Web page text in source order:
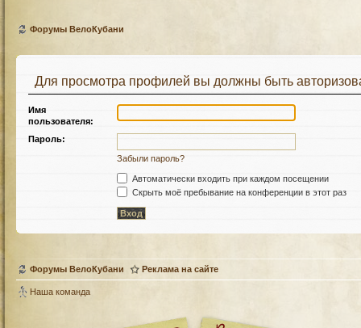
Форумы ВелоКубани
Для просмотра профилей вы должны быть
Имя
пользователя:
Пароль:
Забыли пароль?
Автоматически входить при каждом посещении
Скрыть моё пребывание на конференции в этот раз
Форумы ВелоКубани Реклама на сайте
Наша команда